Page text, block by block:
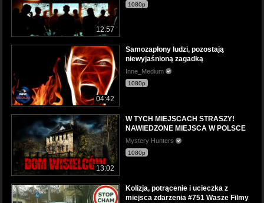
12:57
1080p
04:42
Samozapłony ludzi, pozostają
niewyjaśnioną zagadką
Inne_Medium
1080p
13:02
W TYCH MIEJSCACH STRASZY!
NAWIEDZONE MIEJSCA W POLSCE
Mystery Hunters
1080p
Kolizja, potrącenie i ucieczka z
miejsca zdarzenia #751 Wasze Filmy